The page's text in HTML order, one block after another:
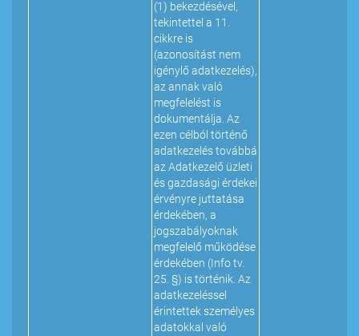
(1) bekezdésével,
tekintettel a 11.
cikkre is
(azonosítást nem
igénylő adatkezelés),
az annak való
megfelelést is
dokumentálja. Az
ezen célból történő
adatkezelés továbbá
az Adatkezelő üzleti
és gazdasági érdekei
érvényre juttatása
érdekében, a
jogszabályoknak
megfelelő működése
érdekében (Info tv.
25. §) is történik. Az
adatkezeléssel
érintettek személyes
adatokkal való